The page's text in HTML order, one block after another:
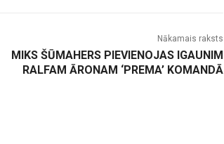
Nākamais raksts
MIKS ŠŪMAHERS PIEVIENOJAS IGAUNIM
RALFAM ĀRONAM ‘PREMA’ KOMANDĀ